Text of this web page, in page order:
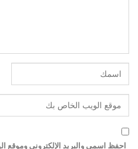
احفظ اسمي والبريد الإلكتروني وموقع